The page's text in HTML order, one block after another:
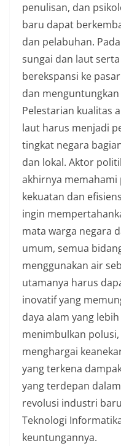
penulisan, dan
baru dapat
dan pelabuhan.
sungai dan laut
berekspansi ke
dan
Pelestarian kualitas
laut harus menjadi
tingkat negara
dan lokal. Aktor
akhirnya
kekuatan dan
ingin
mata warga negara
umum, semua
menggunakan air
utamanya harus
inovatif yang
daya alam yang
menimbulkan
menghargai
yang terkena
yang terdepan
revolusi industri
Teknologi
keuntungannya.